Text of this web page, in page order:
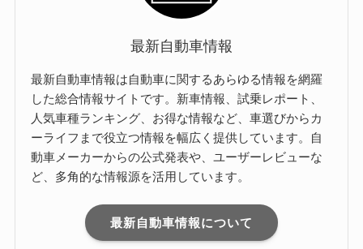
最新自動車情報
最新自動車情報は自動車に関するあらゆる情報を網羅
した総合情報サイトです。新車情報、試乗レポート、
人気車種ランキング、お得な情報など、車選びからカ
ーライフまで役立つ情報を幅広く提供しています。自
動車メーカーからの公式発表や、ユーザーレビューな
ど、多角的な情報源を活用しています。
最新自動車情報について